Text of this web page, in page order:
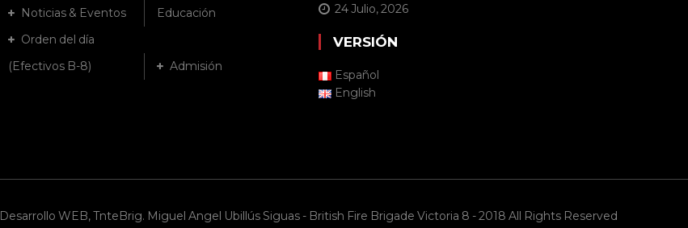
Noticias & Eventos
Educación
Orden del día
(Efectivos B-8)
Admisión
24 Julio, 2026
VERSIÓN
Español
English
Desarrollo WEB, TnteBrig. Miguel Angel Ubillús Siguas - British Fire Brigade Victoria 8 - 2018 All Rights Reserved